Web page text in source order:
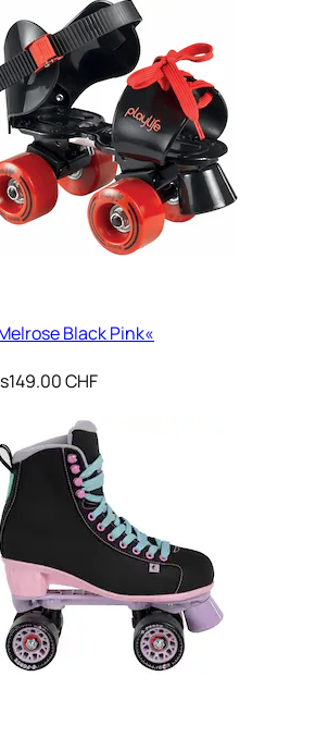
Black Pink«
149.00 CHF